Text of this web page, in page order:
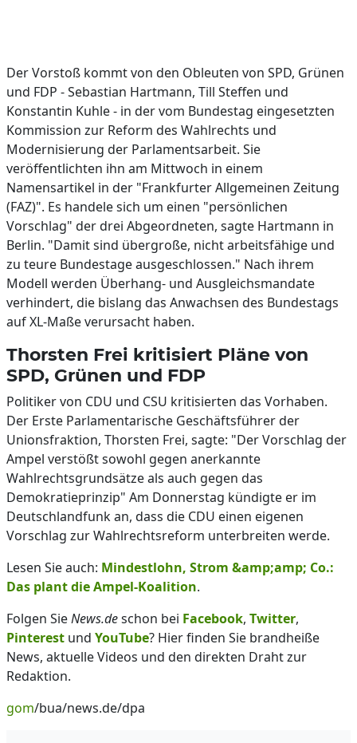
Der Vorstoß kommt von den Obleuten von SPD, Grünen
und FDP - Sebastian Hartmann, Till Steffen und
Konstantin Kuhle - in der vom Bundestag eingesetzten
Kommission zur Reform des Wahlrechts und
Modernisierung der Parlamentsarbeit. Sie
veröffentlichten ihn am Mittwoch in einem
Namensartikel in der "Frankfurter Allgemeinen Zeitung
(FAZ)". Es handele sich um einen "persönlichen
Vorschlag" der drei Abgeordneten, sagte Hartmann in
Berlin. "Damit sind übergroße, nicht arbeitsfähige und
zu teure Bundestage ausgeschlossen." Nach ihrem
Modell werden Überhang- und Ausgleichsmandate
verhindert, die bislang das Anwachsen des Bundestags
auf XL-Maße verursacht haben.
Thorsten Frei kritisiert Pläne von
SPD, Grünen und FDP
Politiker von CDU und CSU kritisierten das Vorhaben.
Der Erste Parlamentarische Geschäftsführer der
Unionsfraktion, Thorsten Frei, sagte: "Der Vorschlag der
Ampel verstößt sowohl gegen anerkannte
Wahlrechtsgrundsätze als auch gegen das
Demokratieprinzip" Am Donnerstag kündigte er im
Deutschlandfunk an, dass die CDU einen eigenen
Vorschlag zur Wahlrechtsreform unterbreiten werde.
Lesen Sie auch: Mindestlohn, Strom &amp;amp; Co.:
Das plant die Ampel-Koalition.
Folgen SieNews.deschon bei Facebook, Twitter,
Pinterest und YouTube? Hier finden Sie brandheiße
News, aktuelle Videos und den direkten Draht zur
Redaktion.
gom/bua/news.de/dpa